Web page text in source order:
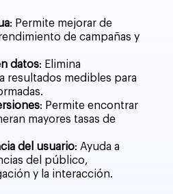
: Permite mejorar de
de campañas y
datos: Elimina
resultados medibles para
: Permite encontrar
mayores tasas de
del usuario: Ayuda a
del público,
y la interacción.